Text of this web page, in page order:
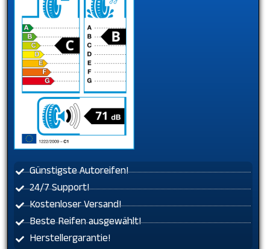
Günstigste Autoreifen!
24/7 Support!
Kostenloser Versand!
Beste Reifen ausgewählt!
Herstellergarantie!